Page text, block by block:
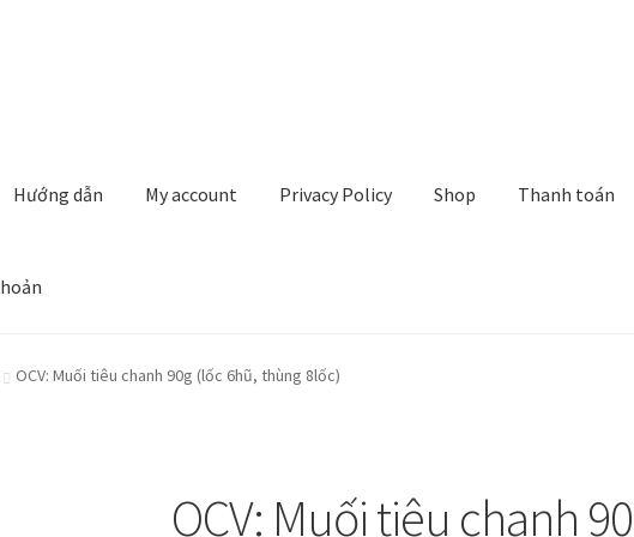
Hướng dẫn My account Privacy Policy Shop Thanh toán
account Privacy Policy ShopThanh toán
OCV: Muối tiêu chanh 90g (lốc 6hũ, thùng 8lốc)
OCV: Muối tiêu chanh